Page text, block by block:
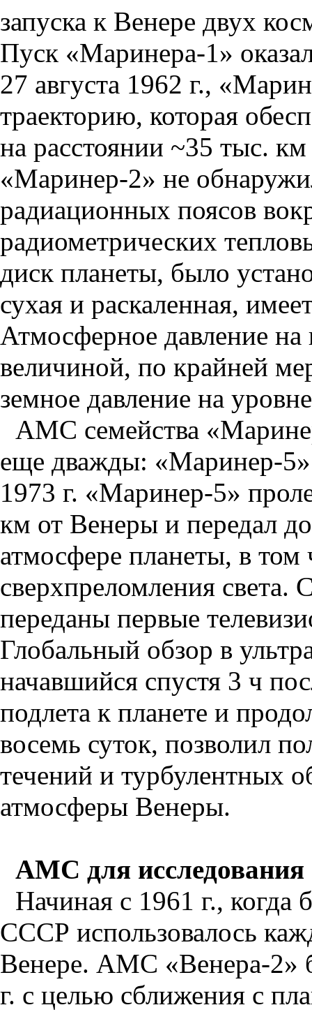
запуска к Венере двух
Пуск «Маринера-1»
27 августа 1962 г.,
траекторию, которая
на расстоянии ~35 тыс.
«Маринер-2» не
радиационных поясов
радиометрических
диск планеты, было
сухая и раскаленная,
Атмосферное давление на
величиной, по крайней
земное давление на
АМС семейства
еще дважды: «Маринер-
1973 г. «Маринер-5»
км от Венеры и передал
атмосфере планеты, в том
сверхпреломления
переданы первые
Глобальный обзор в
начавшийся спустя 3 ч
подлета к планете и
восемь суток, позволил
течений и турбулентных
атмосферы Венеры.
АМС для
Начиная с 1961 г.,
СССР использовалось
Венере. АМС «Венера-2»
г. с целью сближения с